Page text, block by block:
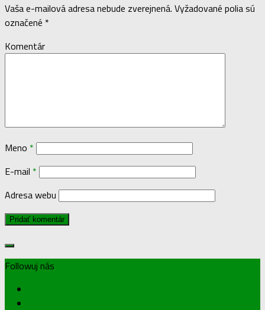
Vaša e-mailová adresa nebude zverejnená. Vyžadované polia sú
označené *
Komentár
Meno *
E-mail *
Adresa webu
Followuj nás